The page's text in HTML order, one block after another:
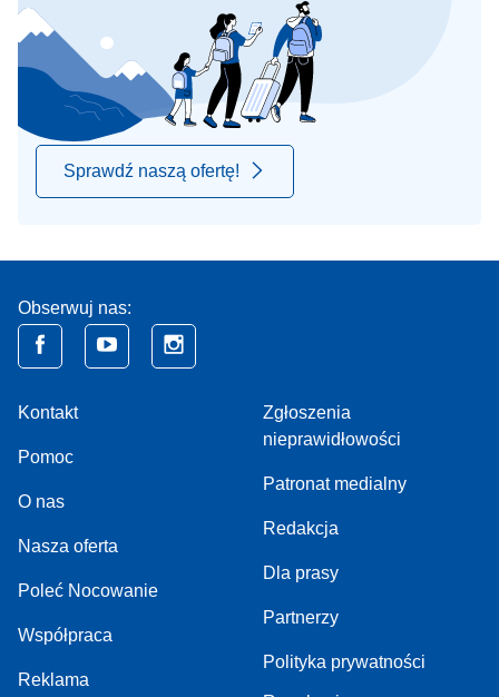
Sprawdź naszą ofertę!
Obserwuj nas:
Kontakt
Pomoc
O nas
Nasza oferta
Poleć Nocowanie
Współpraca
Reklama
Zgłoszenia
nieprawidłowości
Patronat medialny
Redakcja
Dla prasy
Partnerzy
Polityka prywatności